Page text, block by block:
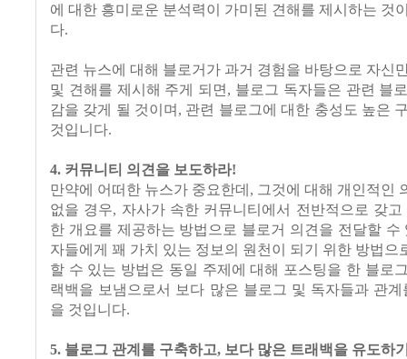
에 대한 흥미로운 분석력이 가미된 견해를 제시하는 것
다.
관련 뉴스에 대해 블로거가 과거 경험을 바탕으로 자신
및 견해를 제시해 주게 되면, 블로그 독자들은 관련 블
감을 갖게 될 것이며, 관련 블로그에 대한 충성도 높은
것입니다.
4. 커뮤니티 의견을 보도하라!
만약에 어떠한 뉴스가 중요한데, 그것에 대해 개인적인
없을 경우, 자사가 속한 커뮤니티에서 전반적으로 갖
한 개요를 제공하는 방법으로 블로거 의견을 전달할 수
자들에게 꽤 가치 있는 정보의 원천이 되기 위한 방법으
할 수 있는 방법은 동일 주제에 대해 포스팅을 한 블로
랙백을 보냄으로서 보다 많은 블로그 및 독자들과 관
을 것입니다.
5. 블로그 관계를 구축하고, 보다 많은 트래백을 유도하